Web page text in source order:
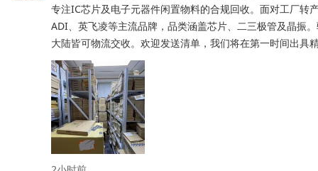
专注IC芯片及电子元器件闲置物料的合规回收。面对工厂转
ADI、英飞凌等主流品牌，品类涵盖芯片、二三极管及晶振
大陆皆可物流交收。欢迎发送清单，我们将在第一时间出具